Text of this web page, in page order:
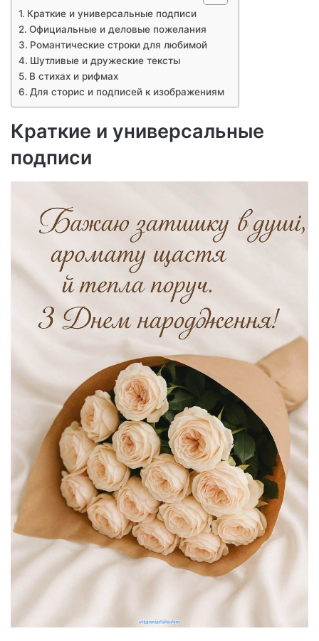
Краткие и универсальные подписи
Официальные и деловые пожелания
Романтические строки для любимой
Шутливые и дружеские тексты
В стихах и рифмах
Для сторис и подписей к изображениям
Краткие и универсальные
подписи